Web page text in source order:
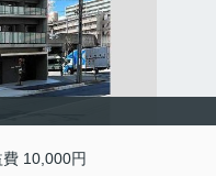
10,000円